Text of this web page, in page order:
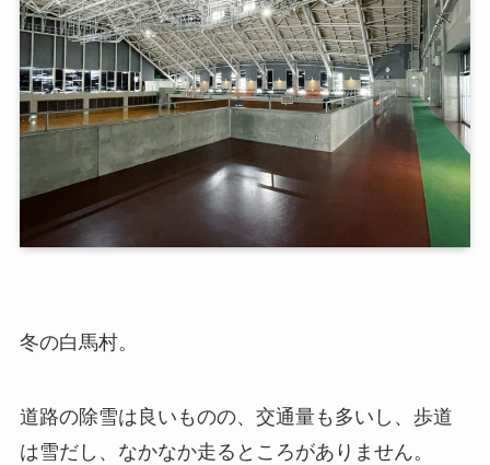
冬の白馬村。
道路の除雪は良いものの、交通量も多いし、歩道
は雪だし、なかなか走るところがありません。